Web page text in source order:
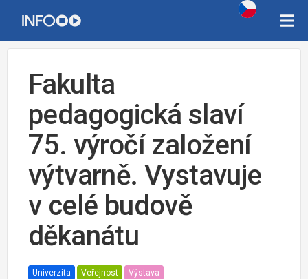
Fakulta
pedagogická slaví
75. výročí založení
výtvarně. Vystavuje
v celé budově
děkanátu
Univerzita Veřejnost Výstava